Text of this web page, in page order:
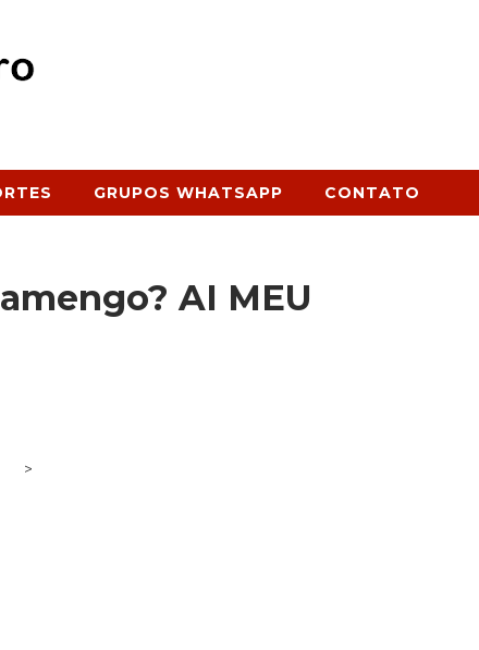
GRUPOS WHATSAPP CONTATO
AI MEU
>